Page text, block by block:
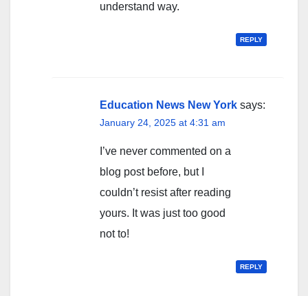
understand way.
REPLY
Education News New York says:
January 24, 2025 at 4:31 am
I’ve never commented on a
blog post before, but I
couldn’t resist after reading
yours. It was just too good
not to!
REPLY